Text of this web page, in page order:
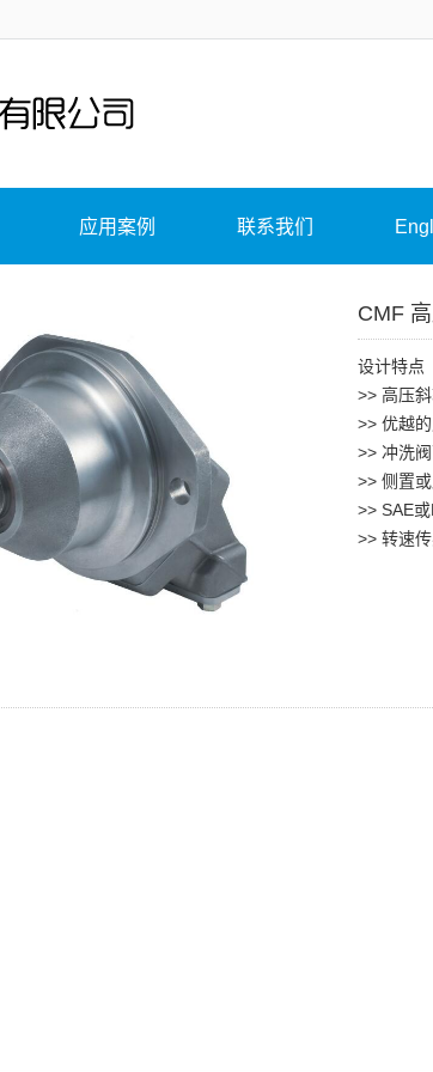
应用案例 联系我们
CMF
设计特点
>> 高压
>> 优越
>> 冲洗
>> 侧置
>> SAE
>> 转速